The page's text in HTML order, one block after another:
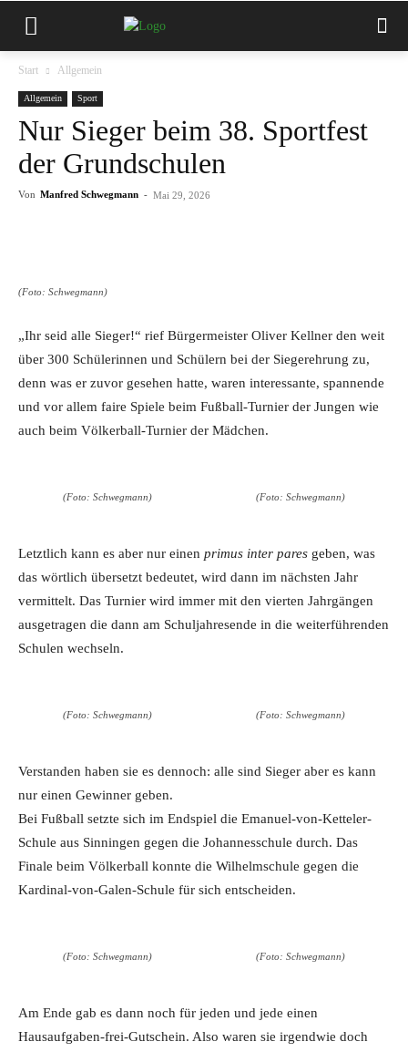
Start Allgemein
Allgemein Sport
Nur Sieger beim 38. Sportfest
der Grundschulen
Von Manfred Schwegmann - Mai 29, 2026
(Foto: Schwegmann)
„Ihr seid alle Sieger!“ rief Bürgermeister Oliver Kellner den weit
über 300 Schülerinnen und Schülern bei der Siegerehrung zu,
denn was er zuvor gesehen hatte, waren interessante, spannende
und vor allem faire Spiele beim Fußball-Turnier der Jungen wie
auch beim Völkerball-Turnier der Mädchen.
(Foto: Schwegmann) (Foto: Schwegmann)
Letztlich kann es aber nur einen primus inter pares geben, was
das wörtlich übersetzt bedeutet, wird dann im nächsten Jahr
vermittelt. Das Turnier wird immer mit den vierten Jahrgängen
ausgetragen die dann am Schuljahresende in die weiterführenden
Schulen wechseln.
(Foto: Schwegmann) (Foto: Schwegmann)
Verstanden haben sie es dennoch: alle sind Sieger aber es kann
nur einen Gewinner geben.
Bei Fußball setzte sich im Endspiel die Emanuel-von-Ketteler-
Schule aus Sinningen gegen die Johannesschule durch. Das
Finale beim Völkerball konnte die Wilhelmschule gegen die
Kardinal-von-Galen-Schule für sich entscheiden.
(Foto: Schwegmann) (Foto: Schwegmann)
Am Ende gab es dann noch für jeden und jede einen
Hausaufgaben-frei-Gutschein. Also waren sie irgendwie doch